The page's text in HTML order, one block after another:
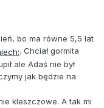
bo ma równe 5,5 lat
. Chciał gormita
ale Adaś nie był
jak będzie na
kleszczowe. A tak mi